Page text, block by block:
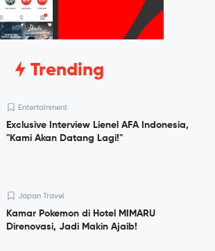
Trending
Entertainment
Exclusive Interview Lienel AFA Indonesia,
"Kami Akan Datang Lagi!"
Japan Travel
Kamar Pokemon di Hotel MIMARU
Direnovasi, Jadi Makin Ajaib!